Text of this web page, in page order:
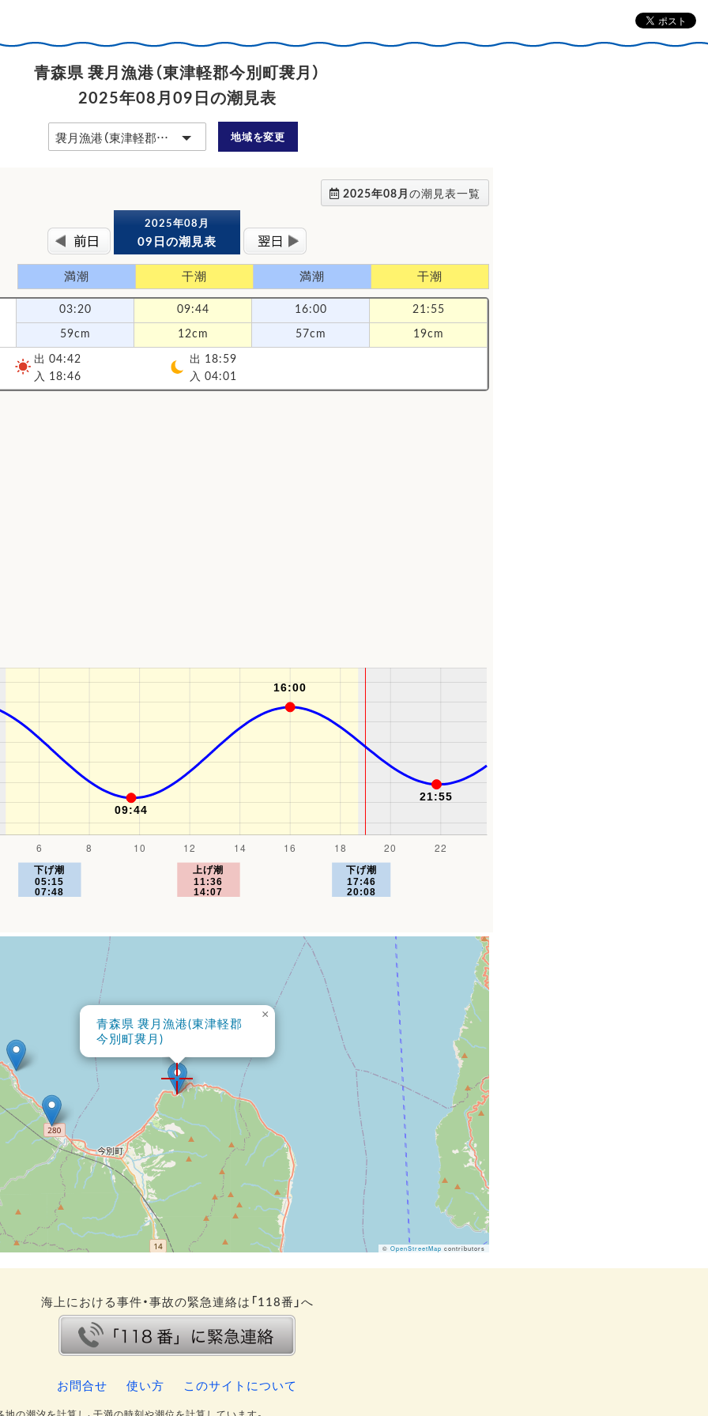
青森県 袰月漁港（東津軽郡今別町袰月）
2025年08月09日の潮見表
地域を変更
2025年08月の潮見表一覧
2025年08月
09日の潮見表
満潮
干潮 満潮 干潮
03:20 09:44 16:00
21:55
59cm
12cm 57cm
19cm
出 04:42
入 18:46
出 18:59
入 04:01
青森県 袰月漁港(東津軽郡
今別町袰月)
×
© OpenStreetMap contributors
海上における事件・事故の緊急連絡は「118番」へ
お問合せ 使い方 このサイトについて